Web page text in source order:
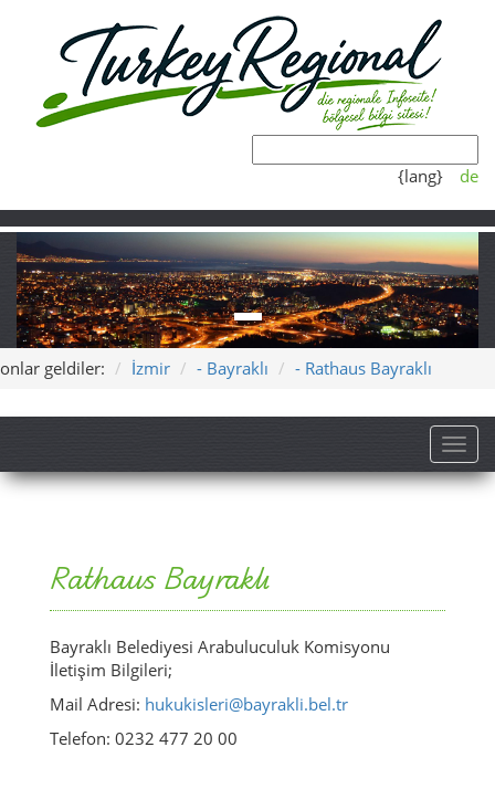
{lang} de
onlar geldiler: İzmir - Bayraklı - Rathaus Bayraklı
Rathaus Bayraklı
Bayraklı Belediyesi Arabuluculuk Komisyonu
İletişim Bilgileri;
Mail Adresi: hukukisleri@bayrakli.bel.tr
Telefon: 0232 477 20 00